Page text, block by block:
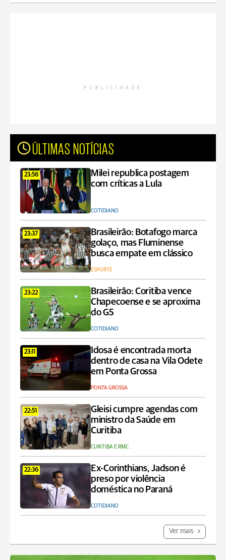
PUBLICIDADE
ÚLTIMAS NOTÍCIAS
23:56
Milei republica postagem
com críticas a Lula
COTIDIANO
23:37
Brasileirão: Botafogo marca
golaço, mas Fluminense
busca empate em clássico
ESPORTE
23:22
Brasileirão: Coritiba vence
Chapecoense e se aproxima
do G5
COTIDIANO
23:11
Idosa é encontrada morta
dentro de casa na Vila Odete
em Ponta Grossa
PONTA GROSSA
22:51
Gleisi cumpre agendas com
ministro da Saúde em
Curitiba
CURITIBA E RMC
22:36
Ex-Corinthians, Jadson é
preso por violência
doméstica no Paraná
COTIDIANO
Ver mais